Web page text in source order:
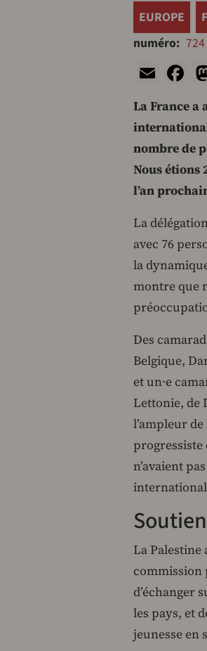
EUROPE
numéro
La France a
nombre de
Nous étions
l’an
La
avec 76
la
montre que
Des
Belgique,
et un·e
Lettonie, de
l’ampleur
progressiste
n’avaient
La Palestine
commission
d’échanger
les pays, et
jeunesse en